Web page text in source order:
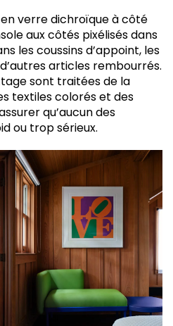
verre dichroïque à côté
aux côtés pixélisés dans
les coussins d’appoint, les
articles rembourrés.
sont traitées de la
textiles colorés et des
qu’aucun des
ou trop sérieux.